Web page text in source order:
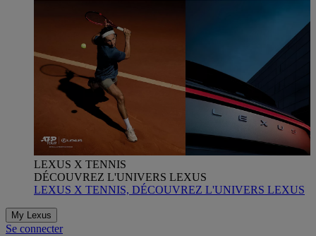
LEXUS X TENNIS
DÉCOUVREZ L'UNIVERS LEXUS
LEXUS X TENNIS, DÉCOUVREZ L'UNIVERS LEXUS
My Lexus
Se connecter